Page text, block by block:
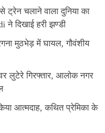
ट्रेन चलाने वाला दुनिया का
ने दिखाई हरी झण्डी
मुठभेड़ में घायल, गौवंशीय
लुटेरे गिरफ्तार, आलोक नगर
आत्मदाह, कथित प्रेमिका के